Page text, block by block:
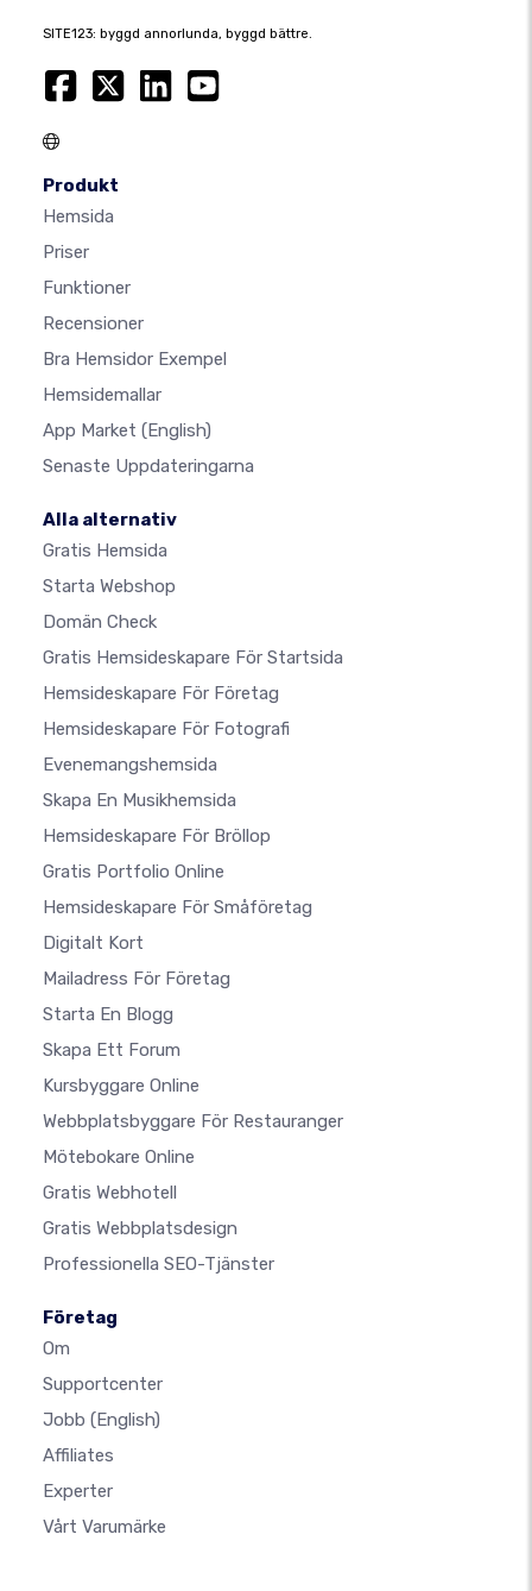
SITE123: byggd annorlunda, byggd bättre.
Produkt
Hemsida
Priser
Funktioner
Recensioner
Bra Hemsidor Exempel
Hemsidemallar
App Market (English)
Senaste Uppdateringarna
Alla alternativ
Gratis Hemsida
Starta Webshop
Domän Check
Gratis Hemsideskapare För Startsida
Hemsideskapare För Företag
Hemsideskapare För Fotografi
Evenemangshemsida
Skapa En Musikhemsida
Hemsideskapare För Bröllop
Gratis Portfolio Online
Hemsideskapare För Småföretag
Digitalt Kort
Mailadress För Företag
Starta En Blogg
Skapa Ett Forum
Kursbyggare Online
Webbplatsbyggare För Restauranger
Mötebokare Online
Gratis Webhotell
Gratis Webbplatsdesign
Professionella SEO-Tjänster
Företag
Om
Supportcenter
Jobb (English)
Affiliates
Experter
Vårt Varumärke